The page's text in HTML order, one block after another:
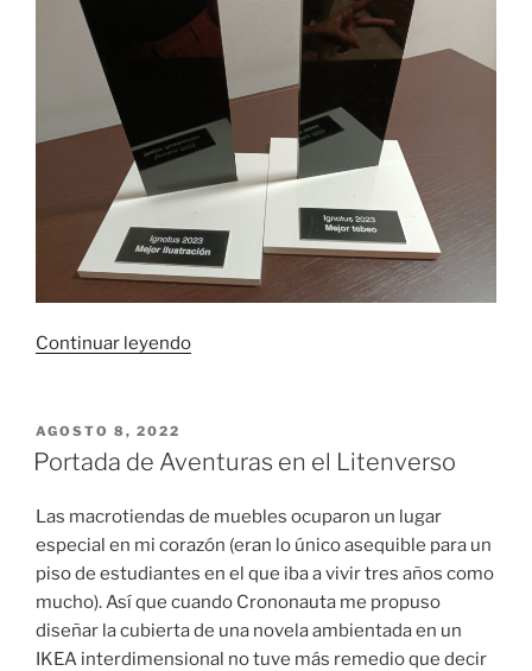
Continuar leyendo«Doblete
Ignotus
PUBLICADO
EL
AGOSTO 8, 2022
Portada de Aventuras en el Litenverso
Las macrotiendas de muebles ocuparon un lugar
especial en mi corazón (eran lo único asequible para un
piso de estudiantes en el que iba a vivir tres años como
mucho). Así que cuando Crononauta me propuso
diseñar la cubierta de una novela ambientada en un
IKEA interdimensional no tuve más remedio que decir